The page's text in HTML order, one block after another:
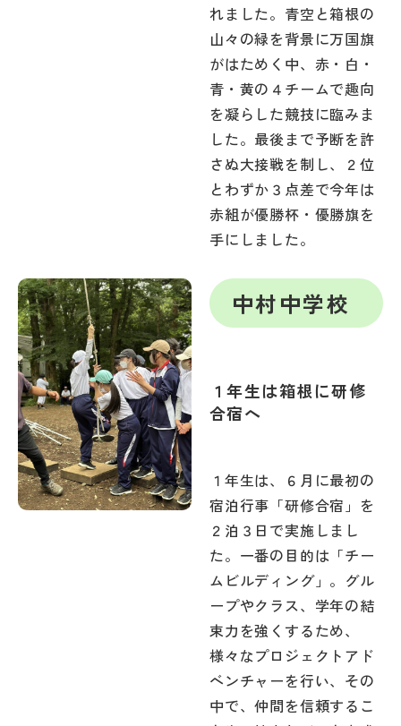
れました。青空と箱根の
山々の緑を背景に万国旗
がはためく中、赤・白・
青・黄の４チームで趣向
を凝らした競技に臨みま
した。最後まで予断を許
さぬ大接戦を制し、２位
とわずか３点差で今年は
赤組が優勝杯・優勝旗を
手にしました。
中村中学校
１年生は箱根に研修
合宿へ
１年生は、６月に最初の
宿泊行事「研修合宿」を
２泊３日で実施しまし
た。一番の目的は「チー
ムビルディング」。グル
ープやクラス、学年の結
束力を強くするため、
様々なプロジェクトアド
ベンチャーを行い、その
中で、仲間を信頼するこ